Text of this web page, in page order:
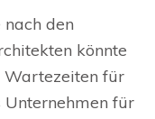
den
könnte
Wartezeiten für
Unternehmen für